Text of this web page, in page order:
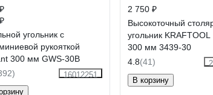
угольник с
рукояткой
300 мм GWS-30B
16012251
2 750 ₽
Высокоточный
угольник
300 мм 3439-30
4.8(41)
В корзину